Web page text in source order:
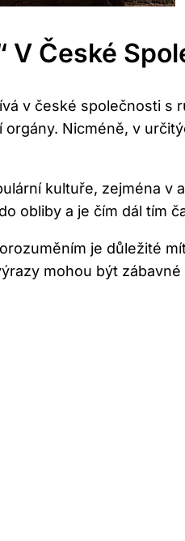
⁢v České​
v ⁢české​ společnosti
Nicméně, v
kultuře, ​zejména
obliby⁣ a je čím ‍dál‌ tím
je důležité
mohou být